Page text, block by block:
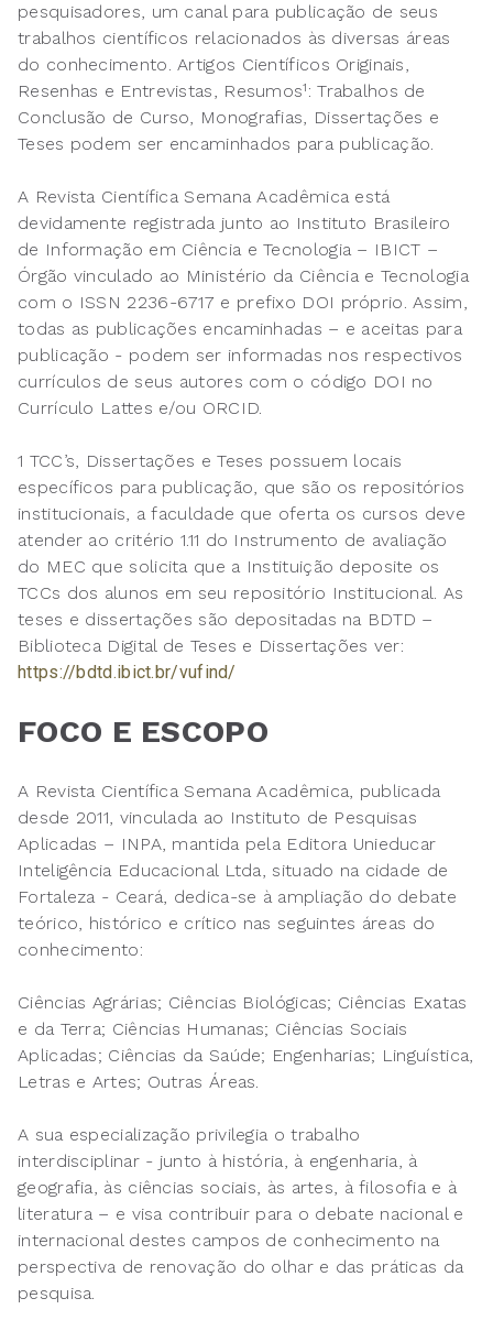
pesquisadores, um canal para publicação de seus
trabalhos científicos relacionados às diversas áreas
do conhecimento. Artigos Científicos Originais,
Resenhas e Entrevistas, Resumos¹: Trabalhos de
Conclusão de Curso, Monografias, Dissertações e
Teses podem ser encaminhados para publicação.
A Revista Científica Semana Acadêmica está
devidamente registrada junto ao Instituto Brasileiro
de Informação em Ciência e Tecnologia – IBICT –
Órgão vinculado ao Ministério da Ciência e Tecnologia
com o ISSN 2236-6717 e prefixo DOI próprio. Assim,
todas as publicações encaminhadas – e aceitas para
publicação - podem ser informadas nos respectivos
currículos de seus autores com o código DOI no
Currículo Lattes e/ou ORCID.
1 TCC’s, Dissertações e Teses possuem locais
específicos para publicação, que são os repositórios
institucionais, a faculdade que oferta os cursos deve
atender ao critério 1.11 do Instrumento de avaliação
do MEC que solicita que a Instituição deposite os
TCCs dos alunos em seu repositório Institucional. As
teses e dissertações são depositadas na BDTD –
Biblioteca Digital de Teses e Dissertações ver:
https://bdtd.ibict.br/vufind/
FOCO E ESCOPO
A Revista Científica Semana Acadêmica, publicada
desde 2011, vinculada ao Instituto de Pesquisas
Aplicadas – INPA, mantida pela Editora Unieducar
Inteligência Educacional Ltda, situado na cidade de
Fortaleza - Ceará, dedica-se à ampliação do debate
teórico, histórico e crítico nas seguintes áreas do
conhecimento:
Ciências Agrárias; Ciências Biológicas; Ciências Exatas
e da Terra; Ciências Humanas; Ciências Sociais
Aplicadas; Ciências da Saúde; Engenharias; Linguística,
Letras e Artes; Outras Áreas.
A sua especialização privilegia o trabalho
interdisciplinar - junto à história, à engenharia, à
geografia, às ciências sociais, às artes, à filosofia e à
literatura – e visa contribuir para o debate nacional e
internacional destes campos de conhecimento na
perspectiva de renovação do olhar e das práticas da
pesquisa.